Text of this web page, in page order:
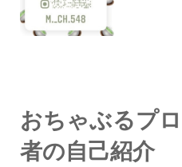
おちゃぶるプ
者の自己紹介